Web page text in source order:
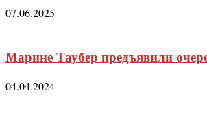
07.06.2025
Марине Таубер предъявили
04.04.2024